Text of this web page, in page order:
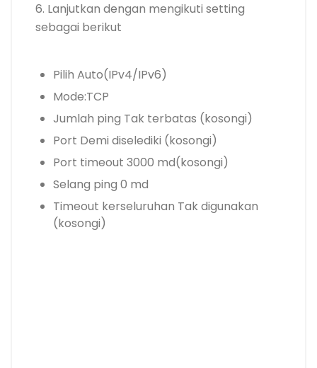
6. Lanjutkan dengan mengikuti setting
sebagai berikut
Pilih Auto(IPv4/IPv6)
Mode:TCP
Jumlah ping Tak terbatas (kosongi)
Port Demi diselediki (kosongi)
Port timeout 3000 md(kosongi)
Selang ping 0 md
Timeout kerseluruhan Tak digunakan
(kosongi)